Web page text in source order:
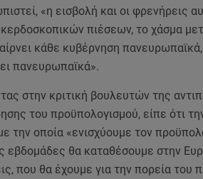
«η εισβολή και οι φρενήρεις
κερδοσκοπικών πιέσεων, το χάσμα
κάθε κυβέρνηση πανευρωπαϊκά,
πανευρωπαϊκά».
στην κριτική βουλευτών της
του προϋπολογισμού, είπε ότι
την οποία «ενισχύουμε τον
εβδομάδες θα καταθέσουμε στην
που θα έχουμε για την πορεία του